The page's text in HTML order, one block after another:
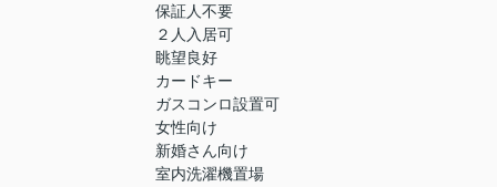
保証人不要
２人入居可
眺望良好
カードキー
ガスコンロ設置可
女性向け
新婚さん向け
室内洗濯機置場